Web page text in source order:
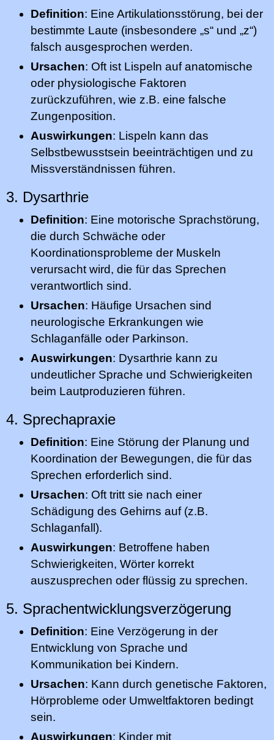
Definition: Eine Artikulationsstörung, bei der
bestimmte Laute (insbesondere „s“ und „z“)
falsch ausgesprochen werden.
Ursachen: Oft ist Lispeln auf anatomische
oder physiologische Faktoren
zurückzuführen, wie z.B. eine falsche
Zungenposition.
Auswirkungen: Lispeln kann das
Selbstbewusstsein beeinträchtigen und zu
Missverständnissen führen.
3. Dysarthrie
Definition: Eine motorische Sprachstörung,
die durch Schwäche oder
Koordinationsprobleme der Muskeln
verursacht wird, die für das Sprechen
verantwortlich sind.
Ursachen: Häufige Ursachen sind
neurologische Erkrankungen wie
Schlaganfälle oder Parkinson.
Auswirkungen: Dysarthrie kann zu
undeutlicher Sprache und Schwierigkeiten
beim Lautproduzieren führen.
4. Sprechapraxie
Definition: Eine Störung der Planung und
Koordination der Bewegungen, die für das
Sprechen erforderlich sind.
Ursachen: Oft tritt sie nach einer
Schädigung des Gehirns auf (z.B.
Schlaganfall).
Auswirkungen: Betroffene haben
Schwierigkeiten, Wörter korrekt
auszusprechen oder flüssig zu sprechen.
5. Sprachentwicklungsverzögerung
Definition: Eine Verzögerung in der
Entwicklung von Sprache und
Kommunikation bei Kindern.
Ursachen: Kann durch genetische Faktoren,
Hörprobleme oder Umweltfaktoren bedingt
sein.
Auswirkungen: Kinder mit